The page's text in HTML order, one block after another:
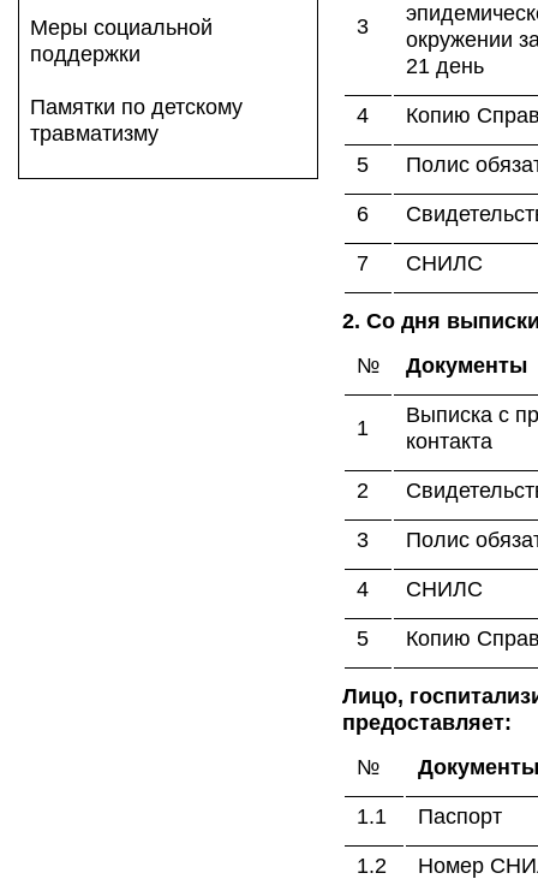
Меры социальной
поддержки
Памятки по детскому
травматизму
3
окружении
21 день
4 Копию
5 Полис
6
7 СНИЛС
2. Со дня
№
Документы
1
Выписка с
контакта
2
3 Полис
4 СНИЛС
5 Копию
Лицо,
предоставляет:
№
Документы
1.1 Паспорт
1.2 Номер